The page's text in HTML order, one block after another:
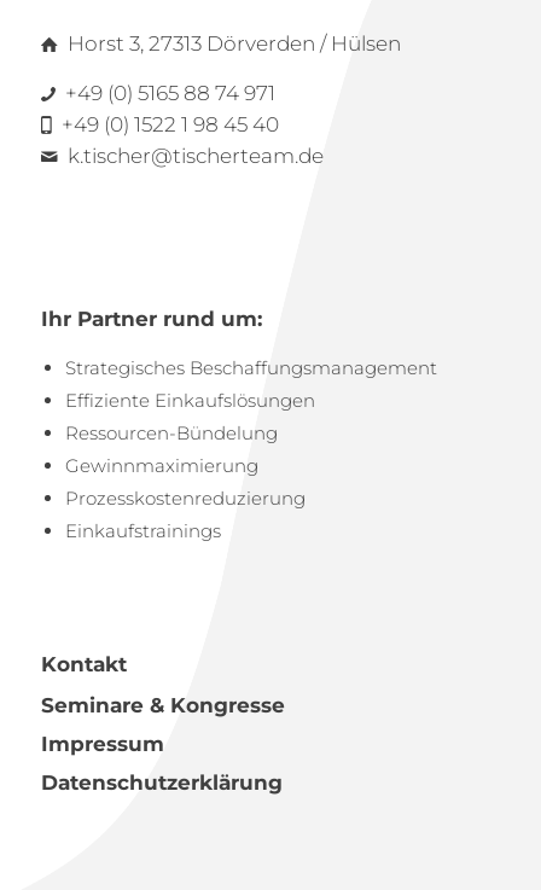
Horst 3, 27313 Dörverden / Hülsen
+49 (0) 5165 88 74 971
+49 (0) 1522 1 98 45 40
k.tischer@tischerteam.de
Ihr Partner rund um:
Strategisches Beschaffungs­management
Effiziente Einkaufslösungen
Ressourcen-Bündelung
Gewinnmaximierung
Prozesskostenreduzierung
Einkaufstrainings
Kontakt
Seminare & Kongresse
Impressum
Datenschutzerklärung